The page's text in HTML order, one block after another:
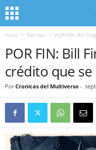
Inicio Batman POR FIN: Bill
POR FIN: Bill
crédito que
Por Cronicas del Multiverso -